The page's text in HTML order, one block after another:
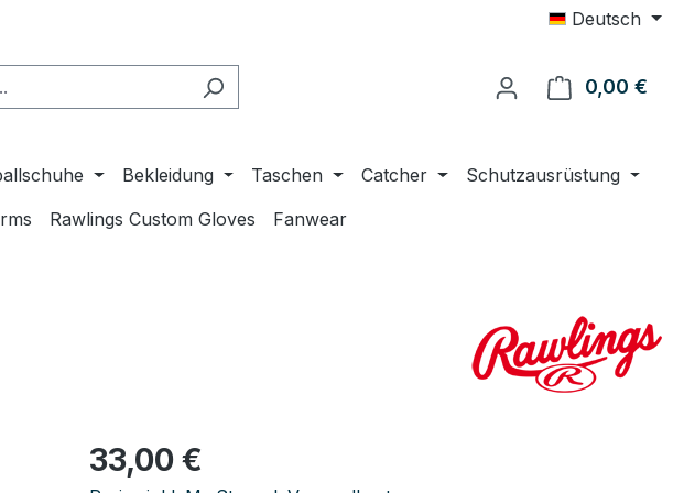
Deutsch
0,00 €
Bekleidung Taschen Catcher
Schutzausrüstung
Rawlings Custom Gloves Fanwear
Regulärer Preis:
33,00 €